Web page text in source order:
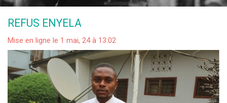
REFUS ENYELA
Mise en ligne le 1 mai, 24 à 13:02